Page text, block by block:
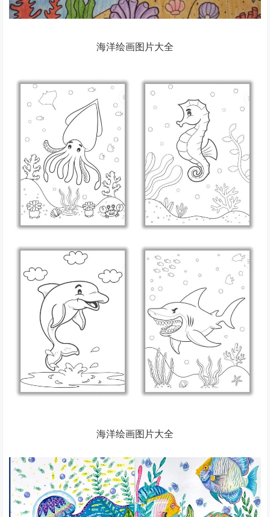
海洋绘画图片大全
海洋绘画图片大全